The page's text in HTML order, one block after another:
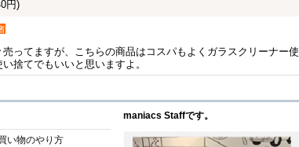
円)
ってますが、こちらの商品はコスパもよくガラスクリーナー
捨てでもいいと思いますよ。
い物のやり方
maniacs Staffです。